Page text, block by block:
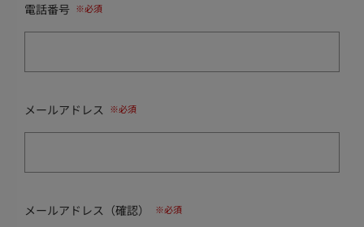
電話番号
メールアドレス
メールアドレス（確認）